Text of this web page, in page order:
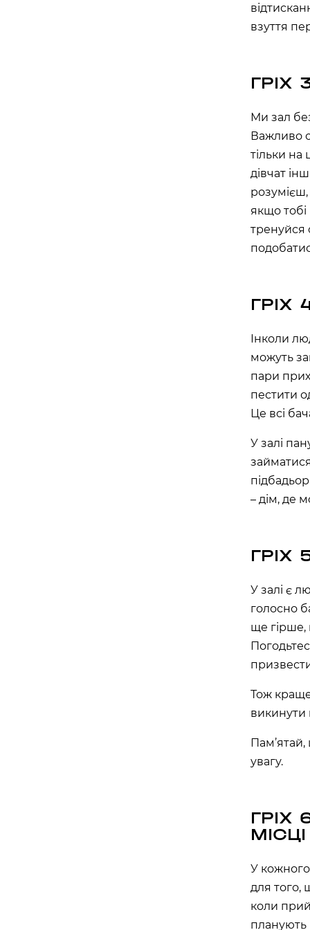
APOLLO NEXT 027 (ЦУМ
вулиця Київський шлях, 14ж, Бориспіль,
взуття
ГРІХ
Ми зал
Важливо
тільки
дівчат
якщо
тренуйся
ГРІХ
Інколи
можуть
пари
пестити
Це всі
У залі
– дім, де
ГРІХ
У залі є
голосно
ще гірше,
Тож
викинути
увагу.
ГРІХ
МІСЦІ
У
для того,
коли
планують